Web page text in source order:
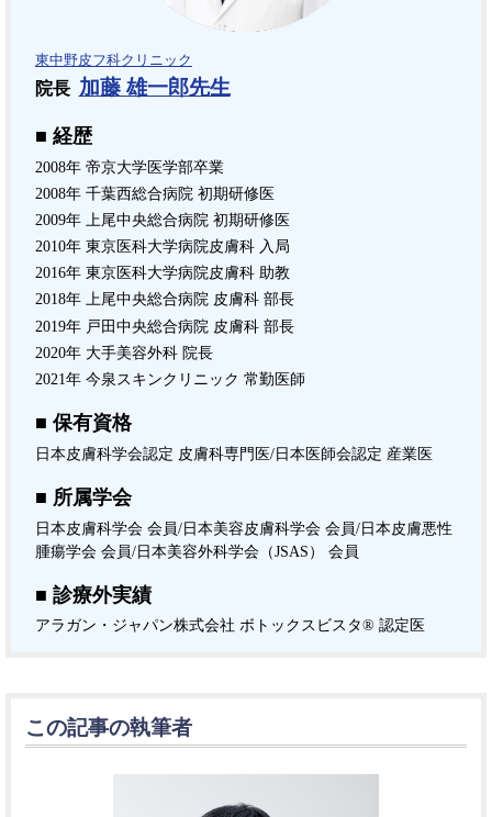
東中野皮フ科クリニック
院長 加藤 雄一郎先生
■ 経歴
2008年 帝京大学医学部卒業
2008年 千葉西総合病院 初期研修医
2009年 上尾中央総合病院 初期研修医
2010年 東京医科大学病院皮膚科 入局
2016年 東京医科大学病院皮膚科 助教
2018年 上尾中央総合病院 皮膚科 部長
2019年 戸田中央総合病院 皮膚科 部長
2020年 大手美容外科 院長
2021年 今泉スキンクリニック 常勤医師
■ 保有資格
日本皮膚科学会認定 皮膚科専門医/日本医師会認定 産業医
■ 所属学会
日本皮膚科学会 会員/日本美容皮膚科学会 会員/日本皮膚悪性
腫瘍学会 会員/日本美容外科学会（JSAS） 会員
■ 診療外実績
アラガン・ジャパン株式会社 ボトックスビスタ® 認定医
この記事の執筆者